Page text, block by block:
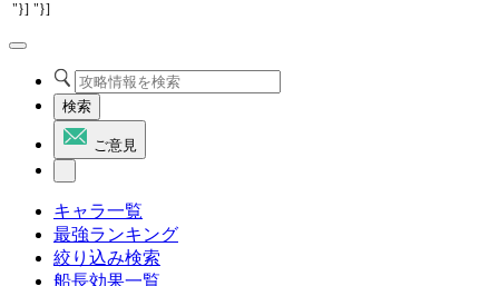
"}] "}]
検索
ご意見
キャラ一覧
最強ランキング
絞り込み検索
船長効果一覧